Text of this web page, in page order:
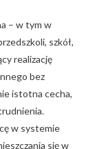
– w tym w
szkół,
realizację
bez
istotna cecha,
w systemie
się w